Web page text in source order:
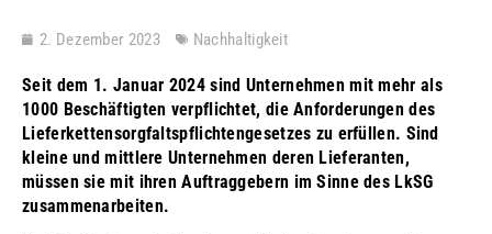
2. Dezember 2023 Nachhaltigkeit
Seit dem 1. Januar 2024 sind Unternehmen mit mehr als
1000 Beschäftigten verpflichtet, die Anforderungen des
Lieferkettensorgfaltspflichtengesetzes zu erfüllen. Sind
kleine und mittlere Unternehmen deren Lieferanten,
müssen sie mit ihren Auftraggebern im Sinne des LkSG
zusammenarbeiten.